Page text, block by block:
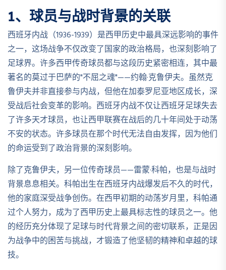
1、球员与战时背景的关联
西班牙内战（1936-1939）是西甲历史中最具深远影响的事件
之一，这场战争不仅改变了国家的政治格局，也深刻影响了
足球界。许多西甲传奇球员都与这段历史紧密相连，其中最
著名的莫过于巴萨的"不屈之魂"——约翰·克鲁伊夫。虽然克
鲁伊夫并非直接参与内战，但他在加泰罗尼亚地区成长，深
受战后社会变革的影响。西班牙内战不仅让西班牙足球失去
了许多天才球员，也让西甲联赛在战后的几十年间处于动荡
不安的状态。许多球员在那个时代无法自由发挥，因为他们
的命运受到了政治背景的深刻影响。
除了克鲁伊夫，另一位传奇球员——雷蒙·科帕，也是与战时
背景息息相关。科帕出生在西班牙内战爆发后不久的时代，
他的家庭深受战争创伤。在西甲初期的动荡岁月里，科帕通
过个人努力，成为了西甲历史上最具标志性的球员之一。他
的经历充分体现了足球与时代背景之间的密切联系，正是因
为战争中的困苦与挑战，才锻造了他坚韧的精神和卓越的球
技。